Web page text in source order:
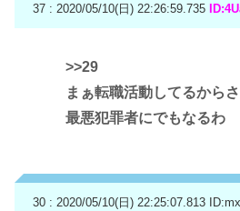
37 : 2020/05/10(日) 22:26:59.735
>>29
まぁ転職活動してるからさ
最悪犯罪者にでもなるわ
30 : 2020/05/10(日) 22:25:07.813